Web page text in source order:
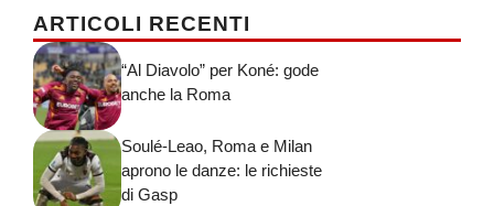
ARTICOLI RECENTI
“Al Diavolo” per Koné: gode
anche la Roma
Soulé-Leao, Roma e Milan
aprono le danze: le richieste
di Gasp